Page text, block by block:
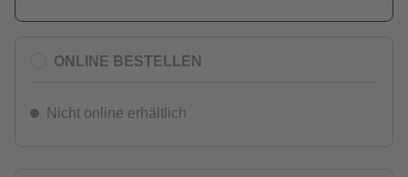
ONLINE BESTELLEN
Nicht online erhältlich